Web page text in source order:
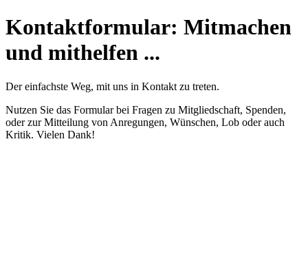
Kontaktformular: Mitmachen
und mithelfen ...
Der einfachste Weg, mit uns in Kontakt zu treten.
Nutzen Sie das Formular bei Fragen zu Mitgliedschaft, Spenden,
oder zur Mitteilung von Anregungen, Wünschen, Lob oder auch
Kritik. Vielen Dank!